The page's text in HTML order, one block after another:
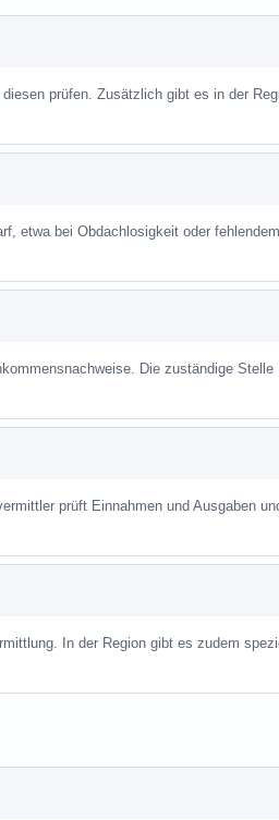
prüfen. Zusätzlich gibt es in der
etwa bei Obdachlosigkeit oder fehlendem
Die zuständige Stelle
prüft Einnahmen und Ausgaben
In der Region gibt es zudem